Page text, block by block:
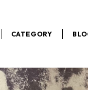
CATEGORY